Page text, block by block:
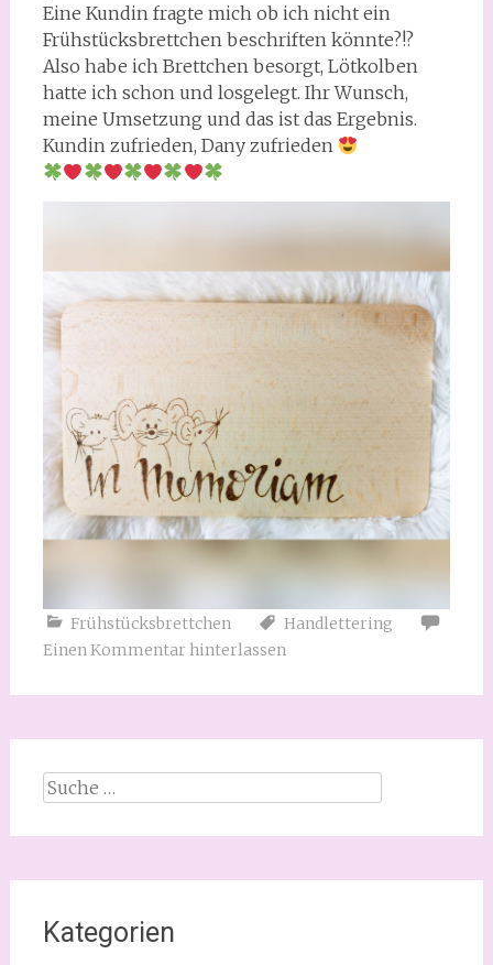
Eine Kundin fragte mich ob ich nicht ein
Frühstücksbrettchen beschriften könnte?!?
Also habe ich Brettchen besorgt, Lötkolben
hatte ich schon und losgelegt. Ihr Wunsch,
meine Umsetzung und das ist das Ergebnis.
Kundin zufrieden, Dany zufrieden
Frühstücksbrettchen
Handlettering
Einen Kommentar hinterlassen
Suche
Kategorien